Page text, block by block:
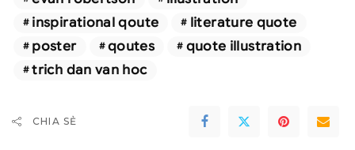
inspirational qoute
literature quote
poster
qoutes
quote illustration
trich dan van hoc
CHIA SẺ